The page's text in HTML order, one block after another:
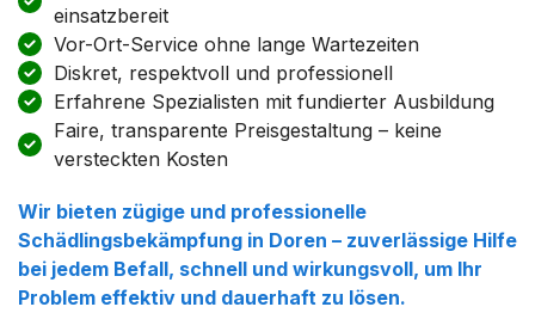
einsatzbereit
Vor-Ort-Service ohne lange Wartezeiten
Diskret, respektvoll und professionell
Erfahrene Spezialisten mit fundierter Ausbildung
Faire, transparente Preisgestaltung – keine
versteckten Kosten
Wir bieten zügige und professionelle
Schädlingsbekämpfung in Doren – zuverlässige Hilfe
bei jedem Befall, schnell und wirkungsvoll, um Ihr
Problem effektiv und dauerhaft zu lösen.